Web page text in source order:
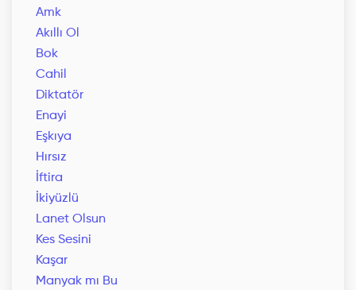
Amk
Akıllı Ol
Bok
Cahil
Diktatör
Enayi
Eşkıya
Hırsız
İftira
İkiyüzlü
Lanet Olsun
Kes Sesini
Kaşar
Manyak mı Bu